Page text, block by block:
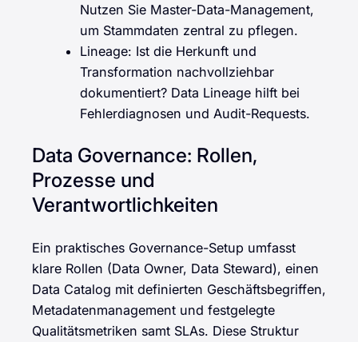
Nutzen Sie Master-Data-Management,
um Stammdaten zentral zu pflegen.
Lineage: Ist die Herkunft und
Transformation nachvollziehbar
dokumentiert? Data Lineage hilft bei
Fehlerdiagnosen und Audit-Requests.
Data Governance: Rollen,
Prozesse und
Verantwortlichkeiten
Ein praktisches Governance-Setup umfasst
klare Rollen (Data Owner, Data Steward), einen
Data Catalog mit definierten Geschäftsbegriffen,
Metadatenmanagement und festgelegte
Qualitätsmetriken samt SLAs. Diese Struktur